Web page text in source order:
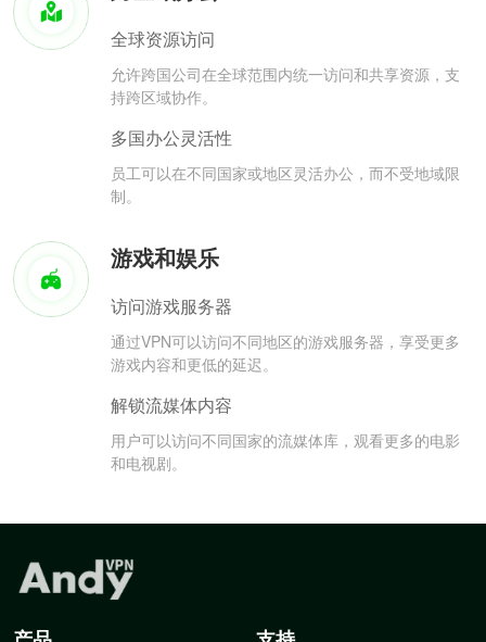
全球资源访问
允许跨国公司在全球范围内统一访问和共享资源，支
持跨区域协作。
多国办公灵活性
员工可以在不同国家或地区灵活办公，而不受地域限
制。
游戏和娱乐
访问游戏服务器
通过VPN可以访问不同地区的游戏服务器，享受更多
游戏内容和更低的延迟。
解锁流媒体内容
用户可以访问不同国家的流媒体库，观看更多的电影
和电视剧。